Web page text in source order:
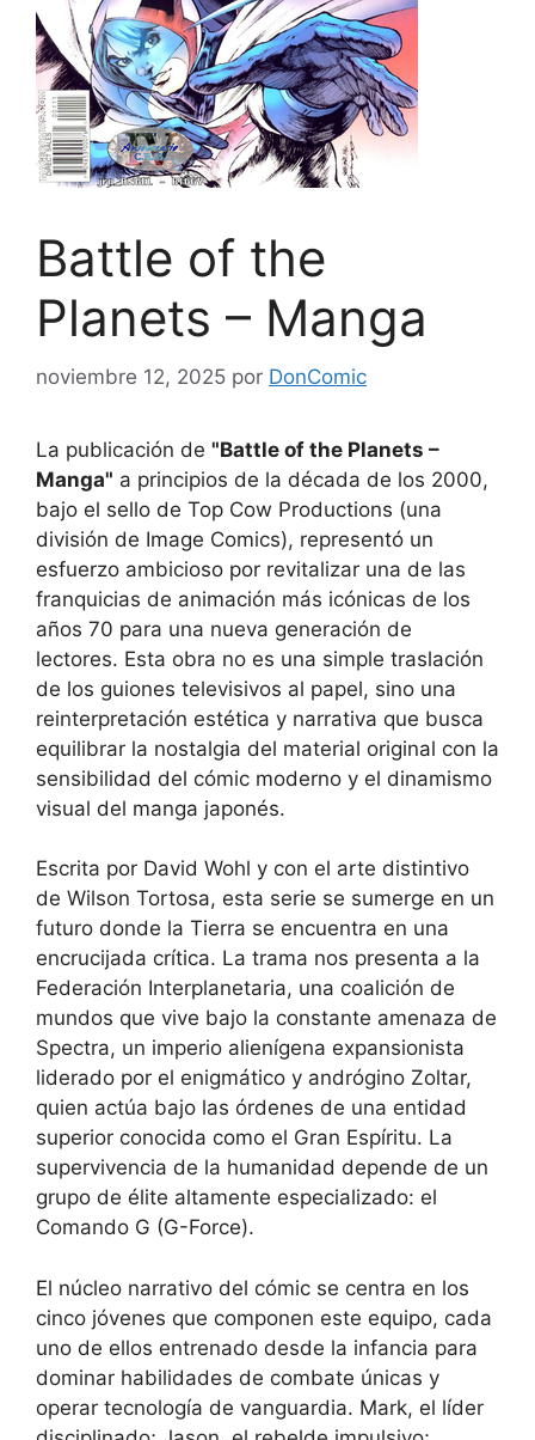
Battle of the
Planets – Manga
noviembre 12, 2025 por DonComic
La publicación de "Battle of the Planets –
Manga" a principios de la década de los 2000,
bajo el sello de Top Cow Productions (una
división de Image Comics), representó un
esfuerzo ambicioso por revitalizar una de las
franquicias de animación más icónicas de los
años 70 para una nueva generación de
lectores. Esta obra no es una simple traslación
de los guiones televisivos al papel, sino una
reinterpretación estética y narrativa que busca
equilibrar la nostalgia del material original con la
sensibilidad del cómic moderno y el dinamismo
visual del manga japonés.
Escrita por David Wohl y con el arte distintivo
de Wilson Tortosa, esta serie se sumerge en un
futuro donde la Tierra se encuentra en una
encrucijada crítica. La trama nos presenta a la
Federación Interplanetaria, una coalición de
mundos que vive bajo la constante amenaza de
Spectra, un imperio alienígena expansionista
liderado por el enigmático y andrógino Zoltar,
quien actúa bajo las órdenes de una entidad
superior conocida como el Gran Espíritu. La
supervivencia de la humanidad depende de un
grupo de élite altamente especializado: el
Comando G (G-Force).
El núcleo narrativo del cómic se centra en los
cinco jóvenes que componen este equipo, cada
uno de ellos entrenado desde la infancia para
dominar habilidades de combate únicas y
operar tecnología de vanguardia. Mark, el líder